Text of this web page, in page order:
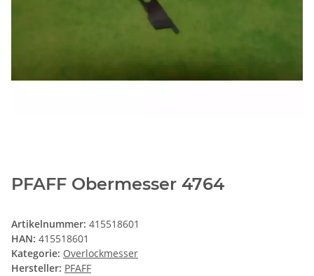
PFAFF Obermesser 4764
Artikelnummer: 415518601
HAN: 415518601
Kategorie: Overlockmesser
Hersteller: PFAFF